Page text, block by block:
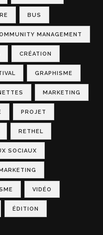
BUS
MANAGEMENT
CRÉATION
GRAPHISME
MARKETING
PROJET
RETHEL
SOCIAUX
VIDÉO
ÉDITION